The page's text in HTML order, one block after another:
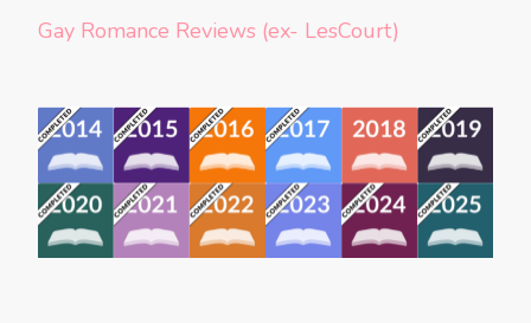
Gay Romance Reviews (ex- LesCourt)